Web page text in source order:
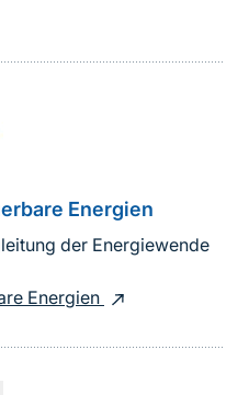
Energien
der Energiewende
Energien